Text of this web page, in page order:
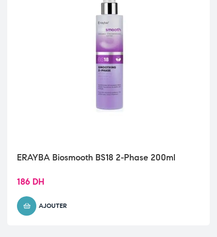
ERAYBA Biosmooth BS18 2-Phase 200ml
186 DH
AJOUTER